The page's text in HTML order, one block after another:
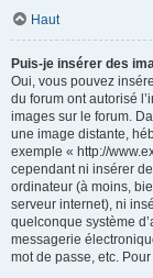
Haut
Puis-je insérer des
Oui, vous pouvez
du forum ont autorisé
images sur le forum.
une image distante,
exemple « http://
cependant ni insérer
ordinateur (à moins,
serveur internet), ni
quelconque système
messagerie
mot de passe, etc.